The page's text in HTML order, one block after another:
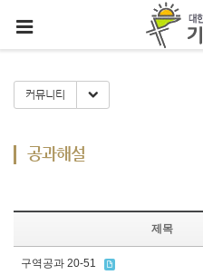
커뮤니티 Toggle Dropdown
공과해설
제목
구역공과 20-51